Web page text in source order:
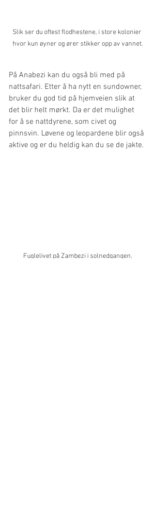
Slik ser du oftest flodhestene, i store kolonier
hvor kun øyner og ører stikker opp av vannet.
På Anabezi kan du også bli med på
nattsafari. Etter å ha nytt en sundowner,
bruker du god tid på hjemveien slik at
det blir helt mørkt. Da er det mulighet
for å se nattdyrene, som civet og
pinnsvin. Løvene og leopardene blir også
aktive og er du heldig kan du se de jakte.
Fuglelivet på Zambezi i solnedgangen.